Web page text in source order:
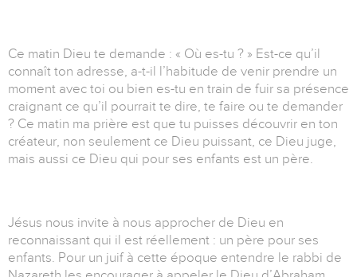
Ce matin Dieu te demande : « Où es-tu ? » Est-ce qu’il
connaît ton adresse, a-t-il l’habitude de venir prendre un
moment avec toi ou bien es-tu en train de fuir sa présence
craignant ce qu’il pourrait te dire, te faire ou te demander
? Ce matin ma prière est que tu puisses découvrir en ton
créateur, non seulement ce Dieu puissant, ce Dieu juge,
mais aussi ce Dieu qui pour ses enfants est un père.
Jésus nous invite à nous approcher de Dieu en
reconnaissant qui il est réellement : un père pour ses
enfants. Pour un juif à cette époque entendre le rabbi de